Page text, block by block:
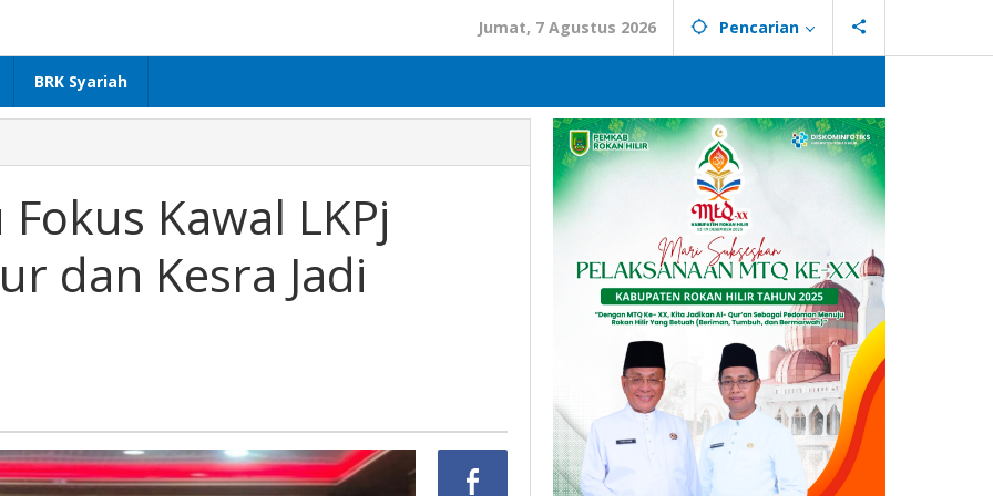
Jumat, 7 Agustus 2026 Pencarian
BRK Syariah
Kawal LKPj
dan Kesra Jadi